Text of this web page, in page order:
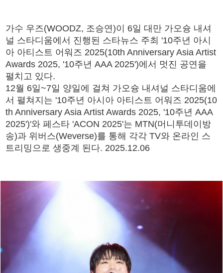
가수 우즈(WOODZ, 조승연)이 6일 대만 가오슝 내셔
널 스타디움에서 진행된 스타뉴스 주최 '10주년 아시
아 아티스트 어워즈 2025(10th Anniversary Asia Artist
Awards 2025, '10주년 AAA 2025')에서 멋진 공연을
펼치고 있다.
12월 6일~7일 양일에 걸쳐 가오슝 내셔널 스타디움에
서 펼쳐지는 '10주년 아시아 아티스트 어워즈 2025(10
th Anniversary Asia Artist Awards 2025, '10주년 AAA
2025')'와 페스타 'ACON 2025'는 MTN(머니투데이방
송)과 위버스(Weverse)를 통해 각각 TV와 온라인 스
트리밍으로 생중계 된다. 2025.12.06